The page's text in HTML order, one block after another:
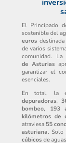
El Principado
sostenible del
eurosdestinada
de varios
comunidad.
de Asturias
garantizar el
esenciales.
En total, la
depuradoras,
bombeo, 193
kilómetros de
atraviesa 55
asturiana. Solo
cúbicosde